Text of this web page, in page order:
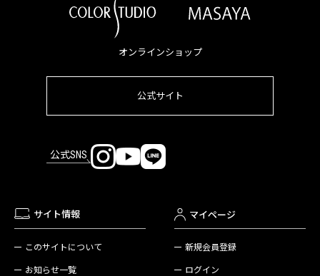
オンラインショップ
公式サイト
公式SNS
サイト情報
このサイトについて
お知らせ一覧
マイページ
新規会員登録
ログイン